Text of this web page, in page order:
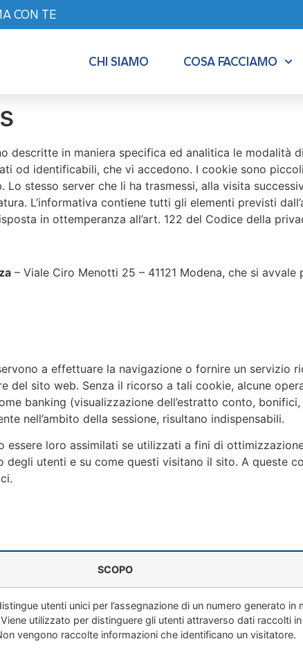
CON TE
CHI SIAMO COSA FACCIAMO
descritte in maniera specifica ed analitica le
od identificabili, che vi accedono. I cookie sono
stesso server che li ha trasmessi, alla visita
L’informativa contiene tutti gli elementi previsti
in ottemperanza all’art. 122 del Codice della
– Viale Ciro Menotti 25 – 41121 Modena, che si
a effettuare la navigazione o fornire un servizio
del sito web. Senza il ricorso a tali cookie, alcune
banking (visualizzazione dell’estratto conto,
nell’ambito della sessione, risultano indispensabili.
essere loro assimilati se utilizzati a fini di
utenti e su come questi visitano il sito. A queste
SCOPO
utenti unici per l’assegnazione di un numero generato in
utilizzato per distinguere gli utenti attraverso dati raccolti
vengono raccolte informazioni che identificano un visitatore.